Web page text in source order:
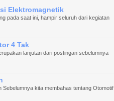
Elektromagnetik
pada saat ini, hampir seluruh dari kegiatan
4 Tak
lanjutan dari postingan sebelumnya
kita membahas tentang Otomotif